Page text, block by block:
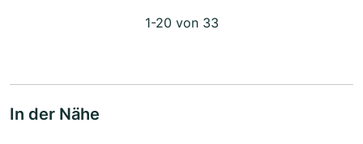
1-20 von 33
In der Nähe